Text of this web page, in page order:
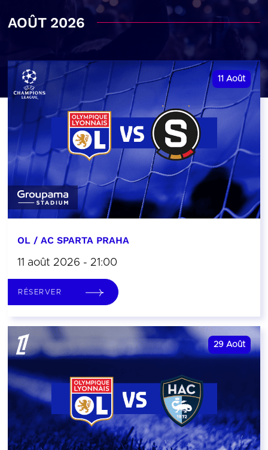
AOÛT 2026
11 Août
OL / AC SPARTA PRAHA
11 août 2026 - 21:00
RÉSERVER
29 Août